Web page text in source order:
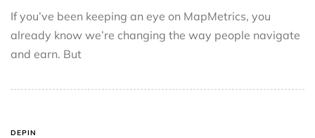
If you’ve been keeping an eye on MapMetrics, you
already know we’re changing the way people navigate
and earn. But
DEPIN